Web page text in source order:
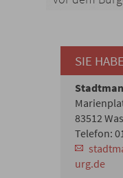
SIE
83512
Telefon:
urg.de